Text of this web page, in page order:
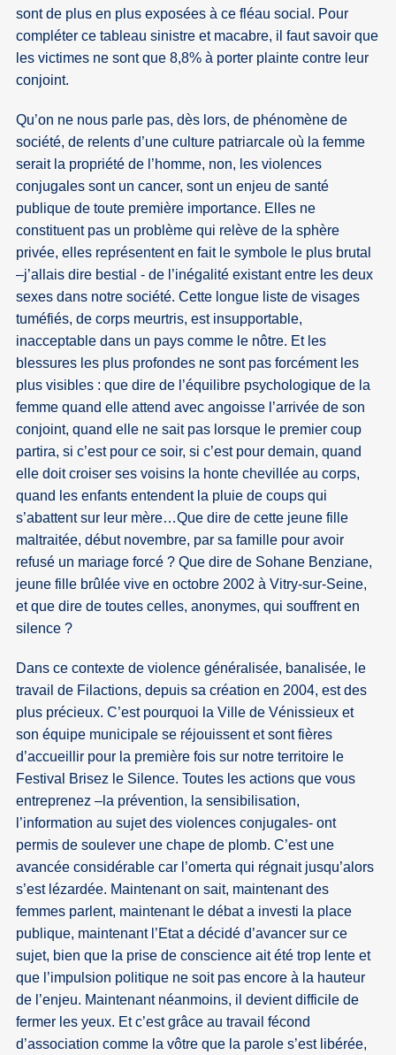
sont de plus en plus exposées à ce fléau social. Pour
compléter ce tableau sinistre et macabre, il faut savoir que
les victimes ne sont que 8,8% à porter plainte contre leur
conjoint.
Qu’on ne nous parle pas, dès lors, de phénomène de
société, de relents d’une culture patriarcale où la femme
serait la propriété de l’homme, non, les violences
conjugales sont un cancer, sont un enjeu de santé
publique de toute première importance. Elles ne
constituent pas un problème qui relève de la sphère
privée, elles représentent en fait le symbole le plus brutal
–j’allais dire bestial - de l’inégalité existant entre les deux
sexes dans notre société. Cette longue liste de visages
tuméfiés, de corps meurtris, est insupportable,
inacceptable dans un pays comme le nôtre. Et les
blessures les plus profondes ne sont pas forcément les
plus visibles : que dire de l’équilibre psychologique de la
femme quand elle attend avec angoisse l’arrivée de son
conjoint, quand elle ne sait pas lorsque le premier coup
partira, si c’est pour ce soir, si c’est pour demain, quand
elle doit croiser ses voisins la honte chevillée au corps,
quand les enfants entendent la pluie de coups qui
s’abattent sur leur mère…Que dire de cette jeune fille
maltraitée, début novembre, par sa famille pour avoir
refusé un mariage forcé ? Que dire de Sohane Benziane,
jeune fille brûlée vive en octobre 2002 à Vitry-sur-Seine,
et que dire de toutes celles, anonymes, qui souffrent en
silence ?
Dans ce contexte de violence généralisée, banalisée, le
travail de Filactions, depuis sa création en 2004, est des
plus précieux. C’est pourquoi la Ville de Vénissieux et
son équipe municipale se réjouissent et sont fières
d’accueillir pour la première fois sur notre territoire le
Festival Brisez le Silence. Toutes les actions que vous
entreprenez –la prévention, la sensibilisation,
l’information au sujet des violences conjugales- ont
permis de soulever une chape de plomb. C’est une
avancée considérable car l’omerta qui régnait jusqu’alors
s’est lézardée. Maintenant on sait, maintenant des
femmes parlent, maintenant le débat a investi la place
publique, maintenant l’Etat a décidé d’avancer sur ce
sujet, bien que la prise de conscience ait été trop lente et
que l’impulsion politique ne soit pas encore à la hauteur
de l’enjeu. Maintenant néanmoins, il devient difficile de
fermer les yeux. Et c’est grâce au travail fécond
d’association comme la vôtre que la parole s’est libérée,